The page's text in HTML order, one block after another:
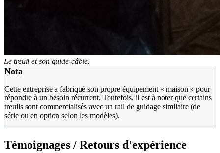
Le treuil et son guide-câble.
Nota
Cette entreprise a fabriqué son propre équipement « maison » pour
répondre à un besoin récurrent. Toutefois, il est à noter que certains
treuils sont commercialisés avec un rail de guidage similaire (de
série ou en option selon les modèles).
Témoignages / Retours d'expérience